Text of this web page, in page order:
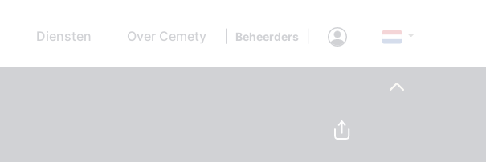
Diensten Over Cemety Beheerders